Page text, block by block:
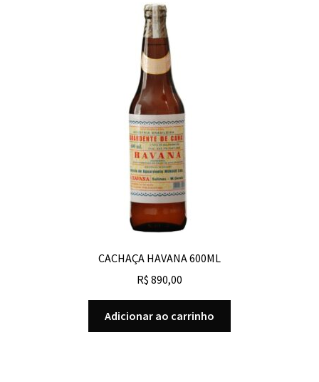
CACHAÇA HAVANA 600ML
R$ 890,00
Adicionar ao carrinho